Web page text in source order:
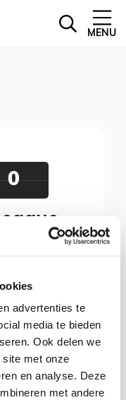
advertenties te
media te bieden
Ook delen we
met onze
en analyse. Deze
met andere
MENU
0